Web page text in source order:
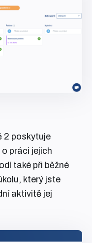
2 poskytuje
práci jejich
také při běžné
který jste
aktivitě jej